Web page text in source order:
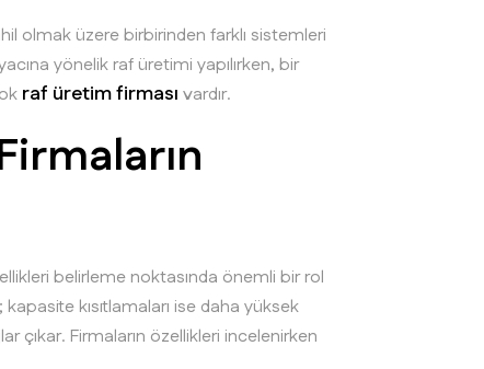
olmak üzere birbirinden farklı sistemleri
yönelik raf üretimi yapılırken, bir
raf üretim firması vardır.
belirleme noktasında önemli bir rol
kısıtlamaları ise daha yüksek
çıkar. Firmaların özellikleri incelenirken